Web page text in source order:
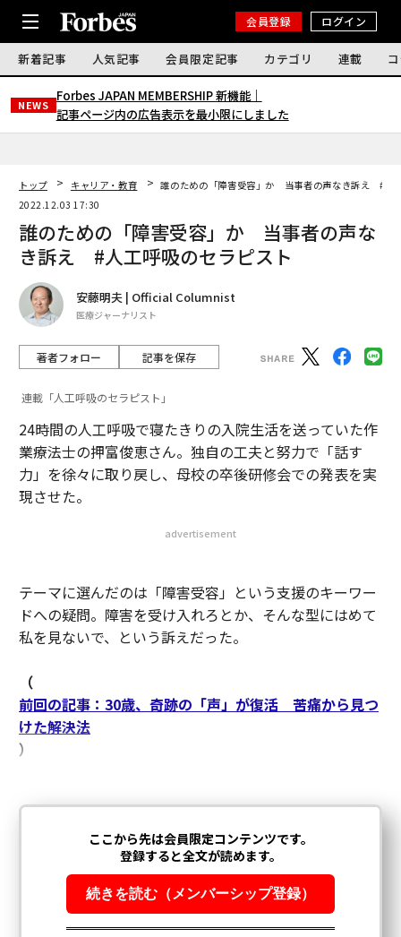
会員登録 ログイン
新着記事 人気記事 会員限定記事 カテゴリ 連載
NEWS
Forbes JAPAN MEMBERSHIP 新機能｜
記事ページ内の広告表示を最小限にしました
トップ キャリア・教育
誰のための「障害受容」か 当事者の声なき訴え #人
2022.12.03 17:30
誰のための「障害受容」か 当事者の声な
き訴え #人工呼吸のセラピスト
安藤明夫 | Official Columnist
医療ジャーナリスト
著者フォロー 記事を保存
連載「人工呼吸のセラピスト」
24時間の人工呼吸で寝たきりの入院生活を送っていた作
業療法士の押富俊恵さん。独自の工夫と努力で「話す
力」を徐々に取り戻し、母校の卒後研修会での発表を実
現させた。
advertisement
テーマに選んだのは「障害受容」という支援のキーワー
ドへの疑問。障害を受け入れろとか、そんな型にはめて
私を見ないで、という訴えだった。
（
前回の記事：30歳、奇跡の「声」が復活 苦痛から見つ
けた解決法
）